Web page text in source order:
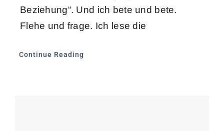
Beziehung“. Und ich bete und bete.
Flehe und frage. Ich lese die
Continue Reading